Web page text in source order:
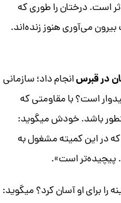
است. درختان را طوری که
می‌آوری هنوز زنده‌اند.
در قبرسانجام داد؛ سازمانی
است؟ با مقاومتی که
باشد. خودش میگوید:
در این کمیته مشغول به
پیچیده‌تر است».
را برای او آسان کرد؟ میگوید: